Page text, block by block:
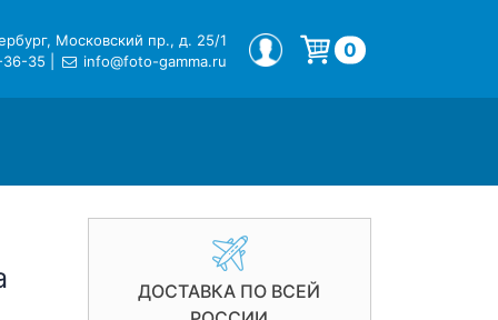
Московский пр., д. 25/1
36-35
info@foto-gamma.ru
МОЙ ПРОФИЛЬ 0
ДОСТАВКА ПО ВСЕЙ